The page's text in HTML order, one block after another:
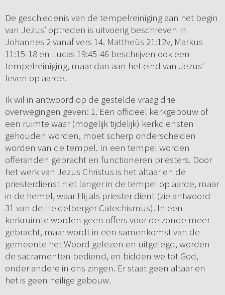
De geschiedenis van de tempelreiniging aan het begin
van Jezus’ optreden is uitvoerig beschreven in
Johannes 2 vanaf vers 14. Mattheüs 21:12v, Markus
11:15-18 en Lucas 19:45-46 beschrijven ook een
tempelreiniging, maar dan aan het eind van Jezus’
leven op aarde.
Ik wil in antwoord op de gestelde vraag drie
overwegingen geven: 1. Een officieel kerkgebouw of
een ruimte waar (mogelijk tijdelijk) kerkdiensten
gehouden worden, moet scherp onderscheiden
worden van de tempel. In een tempel worden
offeranden gebracht en functioneren priesters. Door
het werk van Jezus Christus is het altaar en de
priesterdienst niet langer in de tempel op aarde, maar
in de hemel, waar Hij als priester dient (zie antwoord
31 van de Heidelberger Catechismus). In een
kerkruimte worden geen offers voor de zonde meer
gebracht, maar wordt in een samenkomst van de
gemeente het Woord gelezen en uitgelegd, worden
de sacramenten bediend, en bidden we tot God,
onder andere in ons zingen. Er staat geen altaar en
het is geen heilige gebouw.